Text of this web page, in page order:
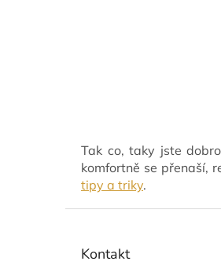
Tak co, taky jste
komfortně se přenaší,
tipy a triky.
Kontakt